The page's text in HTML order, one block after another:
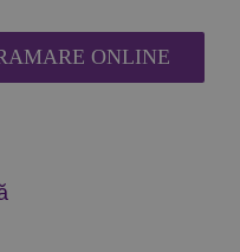
ONLINE